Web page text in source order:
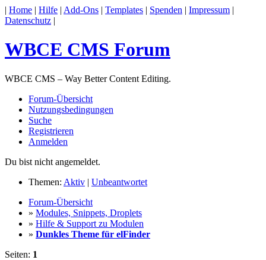
| Home | Hilfe | Add-Ons | Templates | Spenden | Impressum |
Datenschutz |
WBCE CMS Forum
WBCE CMS – Way Better Content Editing.
Forum-Übersicht
Nutzungsbedingungen
Suche
Registrieren
Anmelden
Du bist nicht angemeldet.
Themen: Aktiv | Unbeantwortet
Forum-Übersicht
» Modules, Snippets, Droplets
» Hilfe & Support zu Modulen
» Dunkles Theme für elFinder
Seiten: 1